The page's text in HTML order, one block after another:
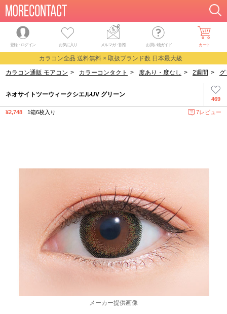
登録・ログイン お気に入り メルマガ・割引 お買い物ガイド カート
カラコン全品 送料無料 × 取扱ブランド数 日本最大級
カラコン通販 モアコン > カラーコンタクト > 度あり・度なし > 2週間 > グ
469
ネオサイトツーウィークシエルUV グリーン
¥2,748 1箱6枚入り 7レビュー